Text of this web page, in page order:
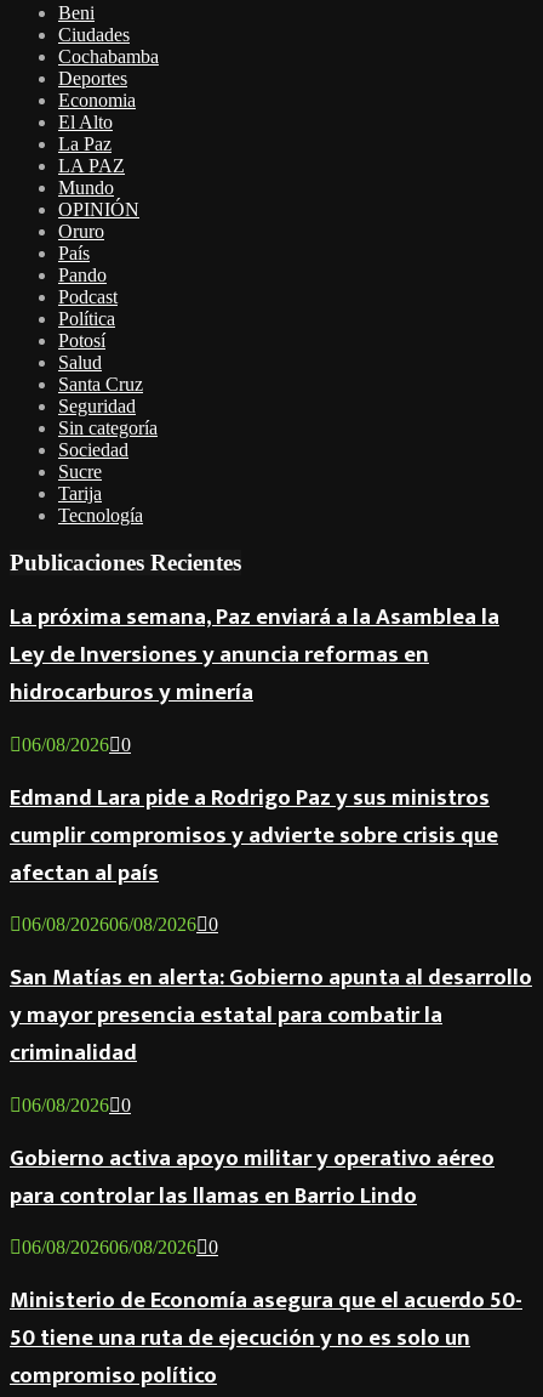
Beni
Ciudades
Cochabamba
Deportes
Economia
El Alto
La Paz
LA PAZ
Mundo
OPINIÓN
Oruro
País
Pando
Podcast
Política
Potosí
Salud
Santa Cruz
Seguridad
Sin categoría
Sociedad
Sucre
Tarija
Tecnología
Publicaciones Recientes
La próxima semana, Paz enviará a la Asamblea la
Ley de Inversiones y anuncia reformas en
hidrocarburos y minería
06/08/2026 0
Edmand Lara pide a Rodrigo Paz y sus ministros
cumplir compromisos y advierte sobre crisis que
afectan al país
06/08/202606/08/2026 0
San Matías en alerta: Gobierno apunta al desarrollo
y mayor presencia estatal para combatir la
criminalidad
06/08/2026 0
Gobierno activa apoyo militar y operativo aéreo
para controlar las llamas en Barrio Lindo
06/08/202606/08/2026 0
Ministerio de Economía asegura que el acuerdo 50-
50 tiene una ruta de ejecución y no es solo un
compromiso político